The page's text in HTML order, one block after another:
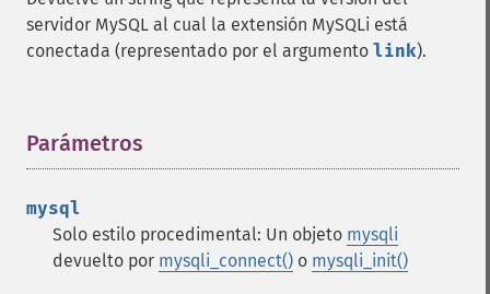
servidor MySQL al cual la extensión MySQLi está
conectada (representado por el argumento link).
Parámetros
mysql
Solo estilo procedimental: Un objeto mysqli
devuelto por mysqli_connect() o mysqli_init()